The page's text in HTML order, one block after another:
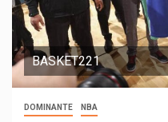
BASKET221
DOMINANTE NBA